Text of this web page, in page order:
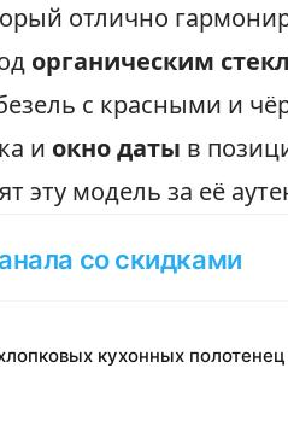
отлично
органическим
с красными и
и окно даты в
эту модель за её
со скидками